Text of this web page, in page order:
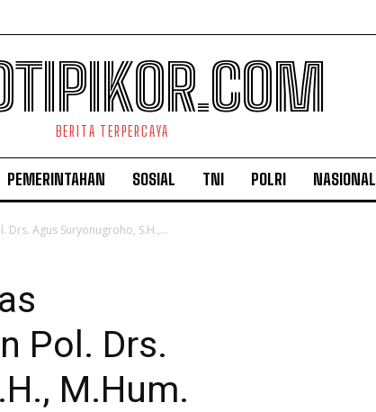
BERITA TERPERCAYA
PEMERINTAHAN SOSIAL TNI POLRI NASIONAL
Drs. Agus Suryonugroho, S.H.,...
Pol. Drs.
M.Hum.